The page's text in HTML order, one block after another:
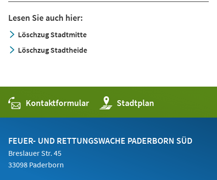
Lesen Sie auch hier:
Löschzug Stadtmitte
Löschzug Stadtheide
Kontaktformular Stadtplan
(Öffnet
in
einem
Tab)
FEUER- UND RETTUNGSWACHE PADERBORN SÜD
Breslauer Str. 45
33098 Paderborn